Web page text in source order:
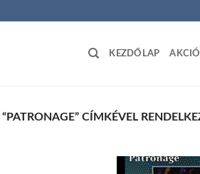
KEZDŐLAP
“PATRONAGE” CÍMKÉVEL